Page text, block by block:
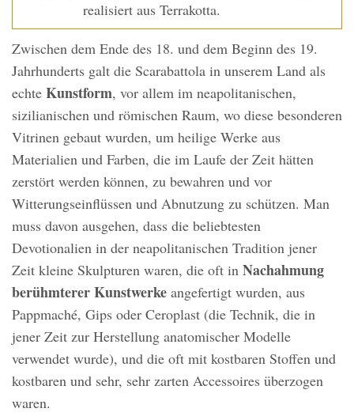
realisiert aus Terrakotta.
Zwischen dem Ende des 18. und dem Beginn des 19.
Jahrhunderts galt die Scarabattola in unserem Land als
echte Kunstform, vor allem im neapolitanischen,
sizilianischen und römischen Raum, wo diese besonderen
Vitrinen gebaut wurden, um heilige Werke aus
Materialien und Farben, die im Laufe der Zeit hätten
zerstört werden können, zu bewahren und vor
Witterungseinflüssen und Abnutzung zu schützen. Man
muss davon ausgehen, dass die beliebtesten
Devotionalien in der neapolitanischen Tradition jener
Zeit kleine Skulpturen waren, die oft in Nachahmung
berühmterer Kunstwerke angefertigt wurden, aus
Pappmaché, Gips oder Ceroplast (die Technik, die in
jener Zeit zur Herstellung anatomischer Modelle
verwendet wurde), und die oft mit kostbaren Stoffen und
kostbaren und sehr, sehr zarten Accessoires überzogen
waren.